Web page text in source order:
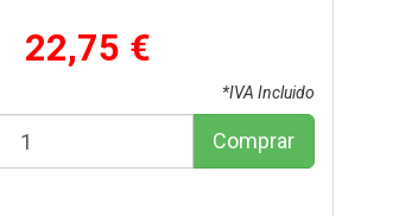
22,75 €
*IVA Incluido
Comprar